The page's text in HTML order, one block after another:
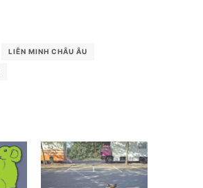
LIÊN MINH CHÂU ÂU